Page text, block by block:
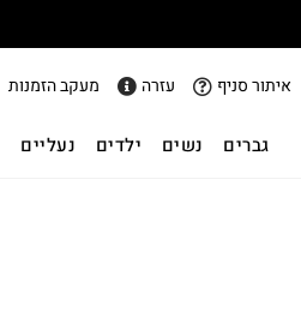
איתור סניף עזרה מעקב הזמנות
גברים נשים ילדים נעליים